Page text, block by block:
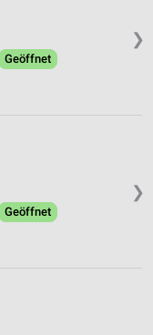
❯
Geöffnet
❯
Geöffnet